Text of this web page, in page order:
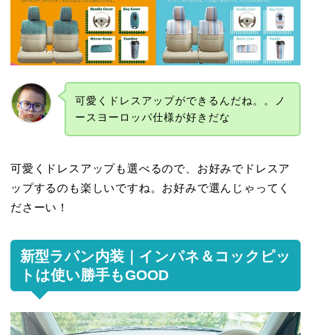
可愛くドレスアップができるんだね。。ノ
ースヨーロッパ仕様が好きだな
可愛くドレスアップも選べるので、お好みでドレスア
ップするのも楽しいですね。お好みで選んじゃってく
ださーい！
新型ラパン内装｜インパネ＆コックピッ
トは使い勝手もGOOD